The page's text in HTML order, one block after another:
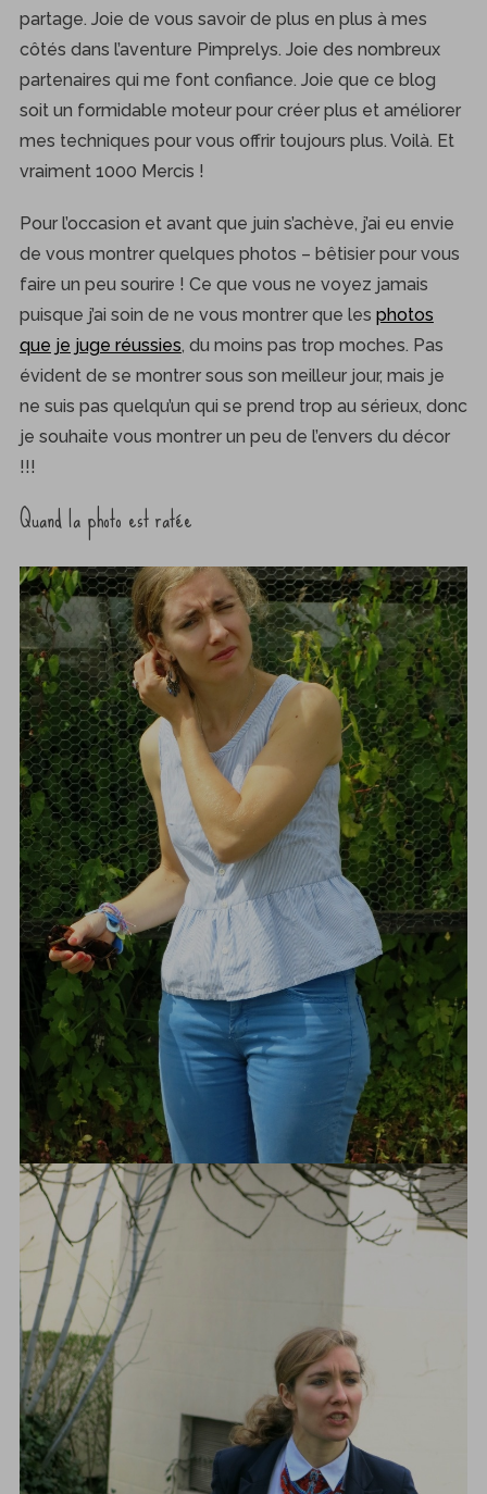
partage. Joie de vous savoir de plus en plus à mes
côtés dans l’aventure Pimprelys. Joie des nombreux
partenaires qui me font confiance. Joie que ce blog
soit un formidable moteur pour créer plus et améliorer
mes techniques pour vous offrir toujours plus. Voilà. Et
vraiment 1000 Mercis !
Pour l’occasion et avant que juin s’achève, j’ai eu envie
de vous montrer quelques photos – bêtisier pour vous
faire un peu sourire ! Ce que vous ne voyez jamais
puisque j’ai soin de ne vous montrer que les photos
que je juge réussies, du moins pas trop moches. Pas
évident de se montrer sous son meilleur jour, mais je
ne suis pas quelqu’un qui se prend trop au sérieux, donc
je souhaite vous montrer un peu de l’envers du décor
!!!
Quand la photo est ratée